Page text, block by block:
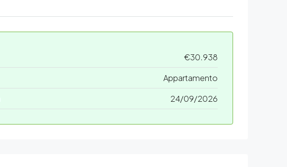
€30.938
Appartamento
24/09/2026